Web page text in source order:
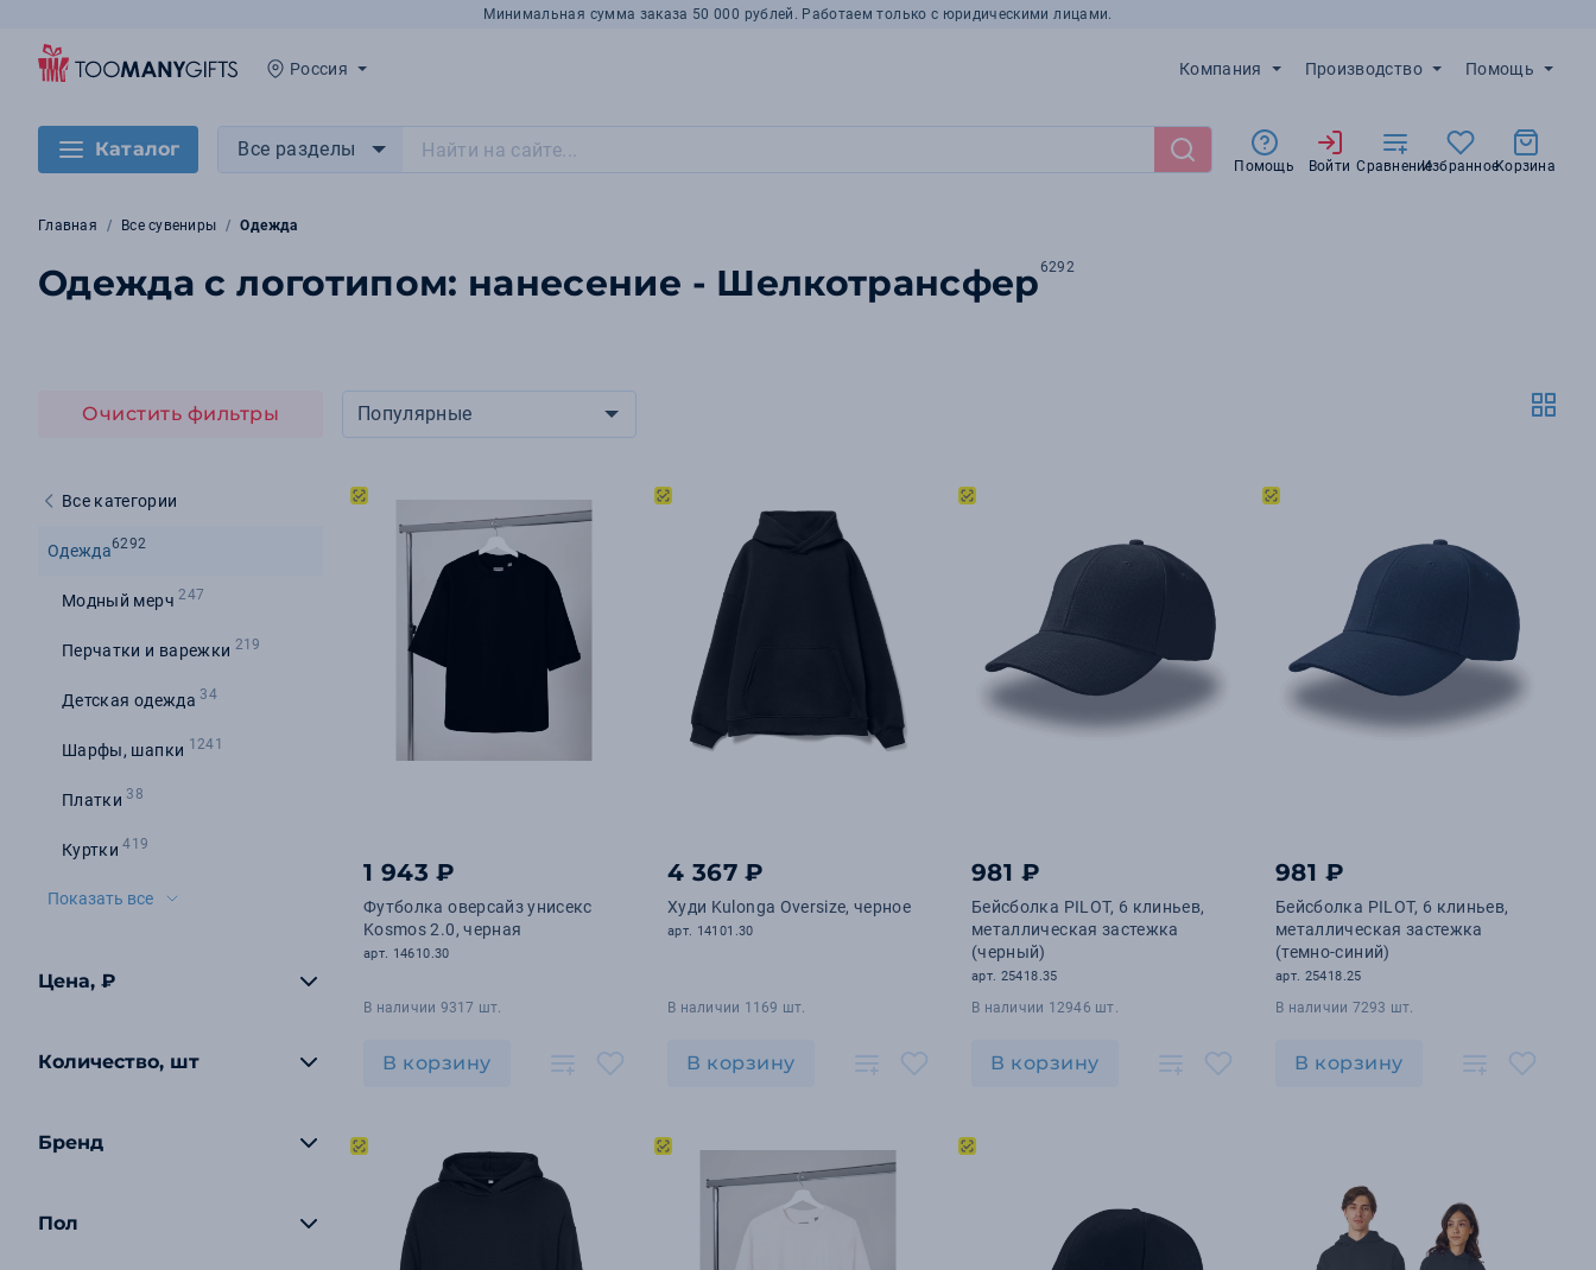
Минимальная сумма заказа 50 000 рублей. Работаем только с юридическими лицами.
Россия Компания Производство Помощь
Каталог Все разделы
Помощь Войти СравнениеИзбранноеКорзина
Главная Все сувениры Одежда
Одежда с логотипом: нанесение - Шелкотрансфер6292
Очистить фильтры
Все категории
Одежда6292
Модный мерч247
Перчатки и варежки 219
Детская одежда 34
Шарфы, шапки 1241
Платки 38
Куртки419
Показать все
Цена, ₽
Количество, шт
Бренд
Пол
Популярные
1 943 ₽
Футболка оверсайз унисекс
Kosmos 2.0, черная
арт. 14610.30
В наличии 9317 шт.
В корзину
4 367 ₽
Худи Kulonga Oversize, черное
арт. 14101.30
В наличии 1169 шт.
В корзину
981 ₽
Бейсболка PILOT, 6 клиньев,
металлическая застежка
(черный)
арт. 25418.35
В наличии 12946 шт.
В корзину
981 ₽
Бейсболка PILOT, 6 клиньев,
металлическая застежка
(темно-синий)
арт. 25418.25
В наличии 7293 шт.
В корзину